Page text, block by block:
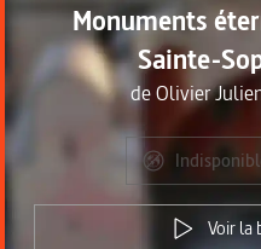
Monuments
Sainte-
deOlivier
Voir la